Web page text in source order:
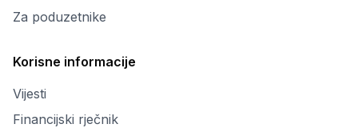
Za poduzetnike
Korisne informacije
Vijesti
Financijski rječnik